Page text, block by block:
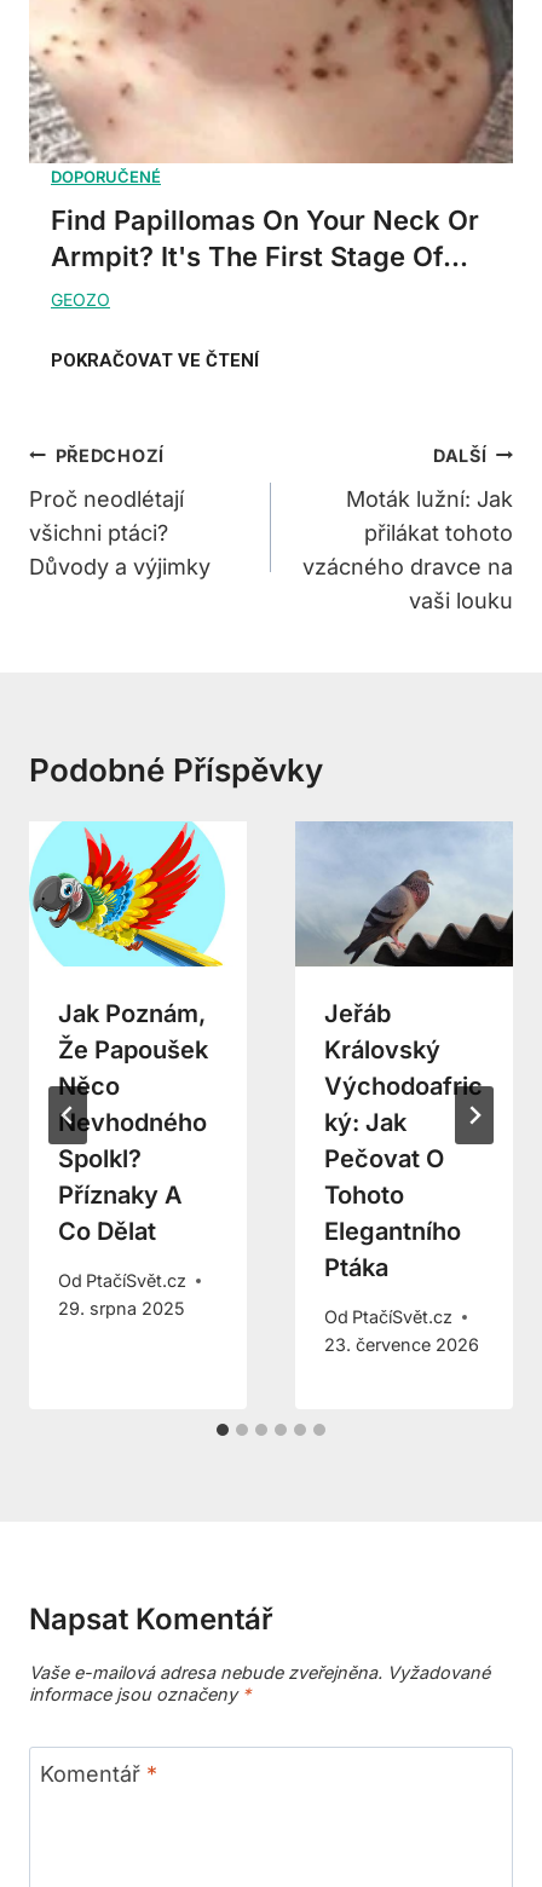
Find Papillomas On Your Neck Or
Armpit? It's The First Stage Of...
Navigace
Pro
Příspěvek
PŘEDCHOZÍ
Proč neodlétají
všichni ptáci?
Důvody a výjimky
DALŠÍ
Moták lužní: Jak
přilákat tohoto
vzácného dravce na
vaši louku
Podobné Příspěvky
Jak Poznám,
Že Papoušek
Něco
Nevhodného
Spolkl?
Příznaky A
Co Dělat
Od PtačíSvět.cz
29. srpna 2025
Jeřáb
Královský
Východoafric
Ký: Jak
Pečovat O
Tohoto
Elegantního
Ptáka
Od PtačíSvět.cz
23. července 2026
Napsat Komentář
Vaše e-mailová adresa nebude zveřejněna. Vyžadované
informace jsou označeny *
Komentář *